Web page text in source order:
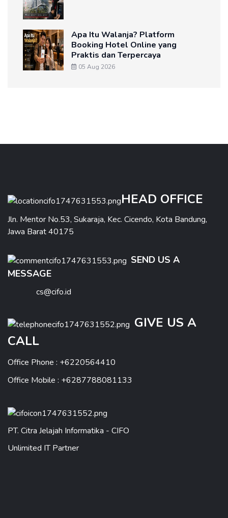
Apa Itu Walanja? Platform
Booking Hotel Online yang
Praktis dan Terpercaya
05 Aug 2026
HEAD OFFICE
Jln. Mentor No.53, Sukaraja, Kec. Cicendo, Kota Bandung,
Jawa Barat 40175
SEND US A
MESSAGE
cs@cifo.id
GIVE US A
CALL
Office Phone : +6220564410
Office Mobile : +6287788081133
PT. Citra Jelajah Informatika - CIFO
Unlimited IT Partner